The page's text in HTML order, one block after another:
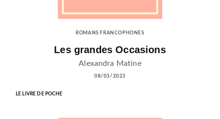
ROMANS FRANCOPHONES
Les grandes Occasions
Alexandra Matine
08/03/2023
LE LIVRE DE POCHE